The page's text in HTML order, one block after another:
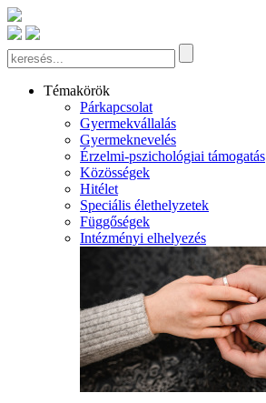
Témakörök
Párkapcsolat
Gyermekvállalás
Gyermeknevelés
Érzelmi-pszichológiai támogatás
Közösségek
Hitélet
Speciális élethelyzetek
Függőségek
Intézményi elhelyezés